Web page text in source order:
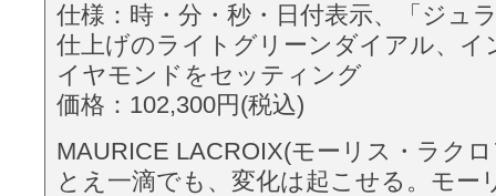
仕様：時・分・秒・日付表示、「ジュ
仕上げのライトグリーンダイアル、イ
イヤモンドをセッティング
価格：102,300円(税込)
MAURICE LACROIX(モーリス・ラク
とえ一滴でも、変化は起こせる。モー